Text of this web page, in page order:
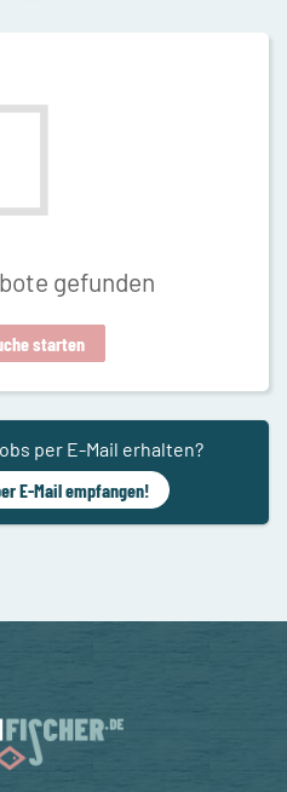
gefunden
starten
per E-Mail erhalten?
E-Mail empfangen!